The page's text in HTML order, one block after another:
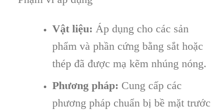
Vật liệu: Áp dụng cho các sản
phẩm và phần cứng bằng sắt hoặc
thép đã được mạ kẽm nhúng nóng.
Phương pháp: Cung cấp các
phương pháp chuẩn bị bề mặt trước